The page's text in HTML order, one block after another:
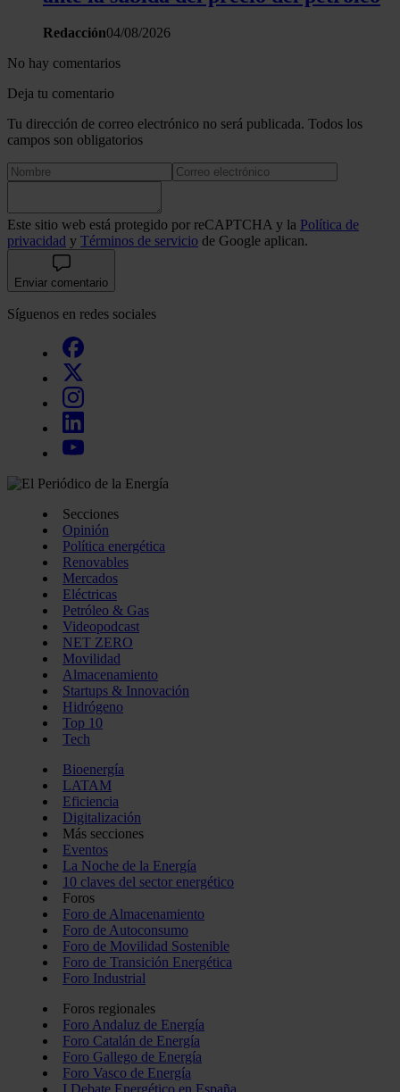
Redacción04/08/2026
No hay comentarios
Deja tu comentario
Tu dirección de correo electrónico no será publicada. Todos los
campos son obligatorios
Este sitio web está protegido por reCAPTCHA y la Política de
privacidad y Términos de servicio de Google aplican.
Enviar comentario
Síguenos en redes sociales
Secciones
Opinión
Política energética
Renovables
Mercados
Eléctricas
Petróleo & Gas
Videopodcast
NET ZERO
Movilidad
Almacenamiento
Startups & Innovación
Hidrógeno
Top 10
Tech
Bioenergía
LATAM
Eficiencia
Digitalización
Más secciones
Eventos
La Noche de la Energía
10 claves del sector energético
Foros
Foro de Almacenamiento
Foro de Autoconsumo
Foro de Movilidad Sostenible
Foro de Transición Energética
Foro Industrial
Foros regionales
Foro Andaluz de Energía
Foro Catalán de Energía
Foro Gallego de Energía
Foro Vasco de Energía